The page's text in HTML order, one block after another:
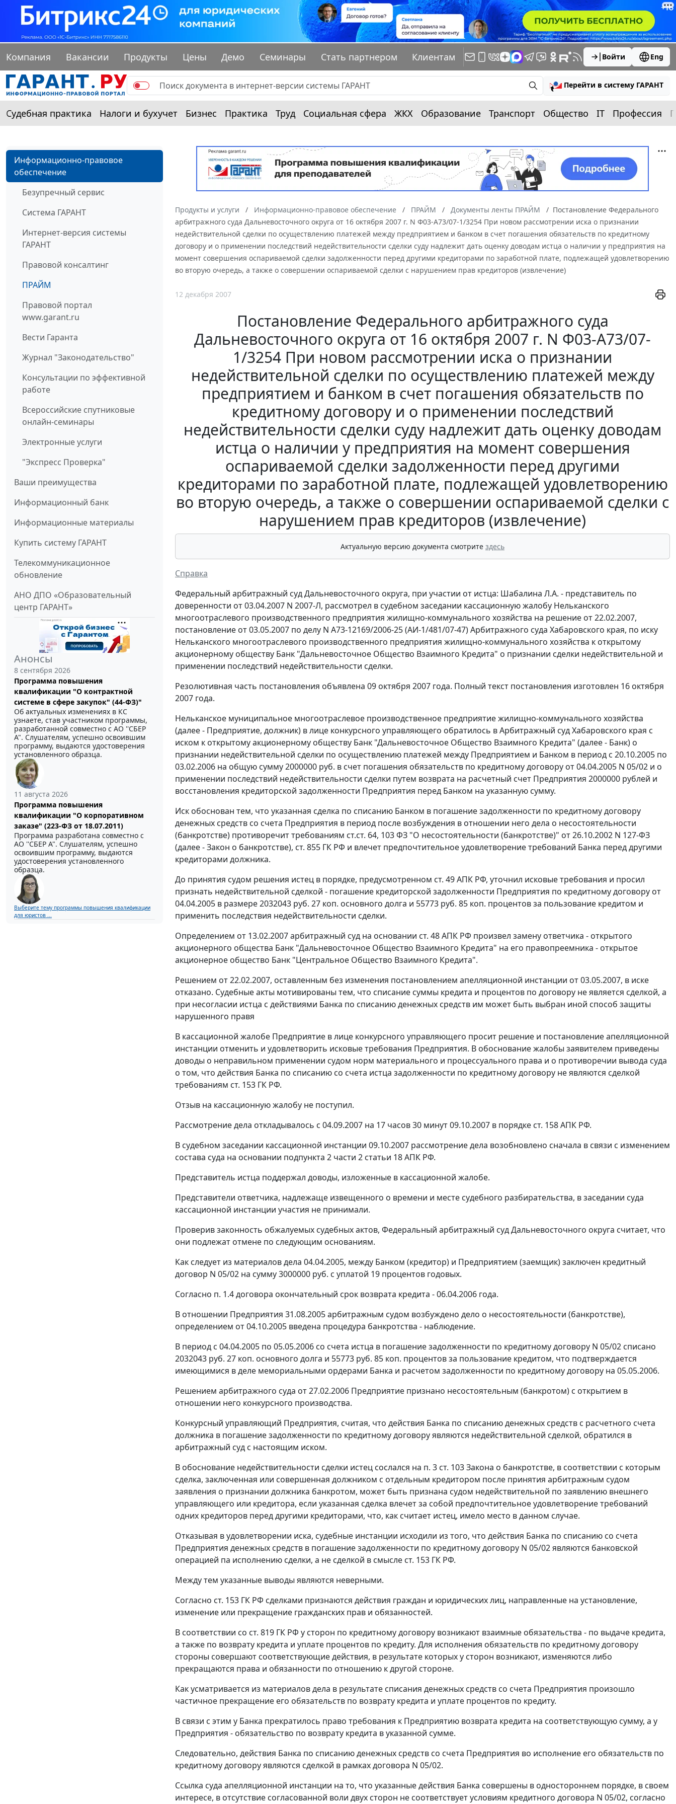
Компания Вакансии Продукты Цены Демо Семинары Стать партнером Клиентам Войти Eng
Перейти в систему ГАРАНТ
Судебная практика Налоги и бухучет Бизнес Практика Труд Социальная сфера ЖКХ Образование Транспорт Общество IT Профессия
Информационно-правовое
обеспечение
Безупречный сервис
Система ГАРАНТ
Интернет-версия системы
ГАРАНТ
Правовой консалтинг
ПРАЙМ
Правовой портал
www.garant.ru
Вести Гаранта
Журнал "Законодательство"
Консультации по эффективной
работе
Всероссийские спутниковые
онлайн-семинары
Электронные услуги
"Экспресс Проверка"
Ваши преимущества
Информационный банк
Информационные материалы
Купить систему ГАРАНТ
Телекоммуникационное
обновление
АНО ДПО «Образовательный
центр ГАРАНТ»
Анонсы
8 сентября 2026
Программа повышения
квалификации "О контрактной
системе в сфере закупок" (44-ФЗ)"
Об актуальных изменениях в КС
узнаете, став участником программы,
разработанной совместно с АО ''СБЕР
А". Слушателям, успешно освоившим
программу, выдаются удостоверения
установленного образца.
11 августа 2026
Программа повышения
квалификации "О корпоративном
заказе" (223-ФЗ от 18.07.2011)
Программа разработана совместно с
АО ''СБЕР А". Слушателям, успешно
освоившим программу, выдаются
удостоверения установленного
образца.
Выберите тему программы повышения квалификации
для юристов ...
Продукты и услуги Информационно-правовое обеспечение ПРАЙМ Документы ленты ПРАЙМ
Постановление Федерального
арбитражного суда Дальневосточного округа от 16 октября 2007 г. N Ф03-А73/07-1/3254 При новом рассмотрении иска о признании
недействительной сделки по осуществлению платежей между предприятием и банком в счет погашения обязательств по кредитному
договору и о применении последствий недействительности сделки суду надлежит дать оценку доводам истца о наличии у предприятия на
момент совершения оспариваемой сделки задолженности перед другими кредиторами по заработной плате, подлежащей удовлетворению
во вторую очередь, а также о совершении оспариваемой сделки с нарушением прав кредиторов (извлечение)
12 декабря 2007
Постановление Федерального арбитражного суда
Дальневосточного округа от 16 октября 2007 г. N Ф03-А73/07-
1/3254 При новом рассмотрении иска о признании
недействительной сделки по осуществлению платежей между
предприятием и банком в счет погашения обязательств по
кредитному договору и о применении последствий
недействительности сделки суду надлежит дать оценку доводам
истца о наличии у предприятия на момент совершения
оспариваемой сделки задолженности перед другими
кредиторами по заработной плате, подлежащей удовлетворению
во вторую очередь, а также о совершении оспариваемой сделки с
нарушением прав кредиторов (извлечение)
Актуальную версию документа смотрите здесь
Справка
Федеральный арбитражный суд Дальневосточного округа, при участии от истца: Шабалина Л.А. - представитель по
доверенности от 03.04.2007 N 2007-Л, рассмотрел в судебном заседании кассационную жалобу Нельканского
многоотраслевого производственного предприятия жилищно-коммунального хозяйства на решение от 22.02.2007,
постановление от 03.05.2007 по делу N А73-12169/2006-25 (АИ-1/481/07-47) Арбитражного суда Хабаровского края, по иску
Нельканского многоотраслевого производственного предприятия жилищно-коммунального хозяйства к открытому
акционерному обществу Банк "Дальневосточное Общество Взаимного Кредита" о признании сделки недействительной и
применении последствий недействительности сделки.
Резолютивная часть постановления объявлена 09 октября 2007 года. Полный текст постановления изготовлен 16 октября
2007 года.
Нельканское муниципальное многоотраслевое производственное предприятие жилищно-коммунального хозяйства
(далее - Предприятие, должник) в лице конкурсного управляющего обратилось в Арбитражный суд Хабаровского края с
иском к открытому акционерному обществу Банк "Дальневосточное Общество Взаимного Кредита" (далее - Банк) о
признании недействительной сделки по осуществлению платежей между Предприятием и Банком в период с 20.10.2005 по
03.02.2006 на общую сумму 2000000 руб. в счет погашения обязательств по кредитному договору от 04.04.2005 N 05/02 и о
применении последствий недействительности сделки путем возврата на расчетный счет Предприятия 2000000 рублей и
восстановления кредиторской задолженности Предприятия перед Банком на указанную сумму.
Иск обоснован тем, что указанная сделка по списанию Банком в погашение задолженности по кредитному договору
денежных средств со счета Предприятия в период после возбуждения в отношении него дела о несостоятельности
(банкротстве) противоречит требованиям ст.ст. 64, 103 ФЗ "О несостоятельности (банкротстве)" от 26.10.2002 N 127-ФЗ
(далее - Закон о банкротстве), ст. 855 ГК РФ и влечет предпочтительное удовлетворение требований Банка перед другими
кредиторами должника.
До принятия судом решения истец в порядке, предусмотренном ст. 49 АПК РФ, уточнил исковые требования и просил
признать недействительной сделкой - погашение кредиторской задолженности Предприятия по кредитному договору от
04.04.2005 в размере 2032043 руб. 27 коп. основного долга и 55773 руб. 85 коп. процентов за пользование кредитом и
применить последствия недействительности сделки.
Определением от 13.02.2007 арбитражный суд на основании ст. 48 АПК РФ произвел замену ответчика - открытого
акционерного общества Банк "Дальневосточное Общество Взаимного Кредита" на его правопреемника - открытое
акционерное общество Банк "Центральное Общество Взаимного Кредита".
Решением от 22.02.2007, оставленным без изменения постановлением апелляционной инстанции от 03.05.2007, в иске
отказано. Судебные акты мотивированы тем, что списание суммы кредита и процентов по договору не является сделкой, а
при несогласии истца с действиями Банка по списанию денежных средств им может быть выбран иной способ защиты
нарушенного правя
В кассационной жалобе Предприятие в лице конкурсного управляющего просит решение и постановление апелляционной
инстанции отменить и удовлетворить исковые требования Предприятия. В обоснование жалобы заявителем приведены
доводы о неправильном применении судом норм материального и процессуального права и о противоречии вывода суда
о том, что действия Банка по списанию со счета истца задолженности по кредитному договору не являются сделкой
требованиям ст. 153 ГК РФ.
Отзыв на кассационную жалобу не поступил.
Рассмотрение дела откладывалось с 04.09.2007 на 17 часов 30 минут 09.10.2007 в порядке ст. 158 АПК РФ.
В судебном заседании кассационной инстанции 09.10.2007 рассмотрение дела возобновлено сначала в связи с изменением
состава суда на основании подпункта 2 части 2 статьи 18 АПК РФ.
Представитель истца поддержал доводы, изложенные в кассационной жалобе.
Представители ответчика, надлежаще извещенного о времени и месте судебного разбирательства, в заседании суда
кассационной инстанции участия не принимали.
Проверив законность обжалуемых судебных актов, Федеральный арбитражный суд Дальневосточного округа считает, что
они подлежат отмене по следующим основаниям.
Как следует из материалов дела 04.04.2005, между Банком (кредитор) и Предприятием (заемщик) заключен кредитный
договор N 05/02 на сумму 3000000 руб. с уплатой 19 процентов годовых.
Согласно п. 1.4 договора окончательный срок возврата кредита - 06.04.2006 года.
В отношении Предприятия 31.08.2005 арбитражным судом возбуждено дело о несостоятельности (банкротстве),
определением от 04.10.2005 введена процедура банкротства - наблюдение.
В период с 04.04.2005 по 05.05.2006 со счета истца в погашение задолженности по кредитному договору N 05/02 списано
2032043 руб. 27 коп. основного долга и 55773 руб. 85 коп. процентов за пользование кредитом, что подтверждается
имеющимися в деле мемориальными ордерами Банка и расчетом задолженности по кредитному договору на 05.05.2006.
Решением арбитражного суда от 27.02.2006 Предприятие признано несостоятельным (банкротом) с открытием в
отношении него конкурсного производства.
Конкурсный управляющий Предприятия, считая, что действия Банка по списанию денежных средств с расчетного счета
должника в погашение задолженности по кредитному договору являются недействительной сделкой, обратился в
арбитражный суд с настоящим иском.
В обоснование недействительности сделки истец сослался на п. 3 ст. 103 Закона о банкротстве, в соответствии с которым
сделка, заключенная или совершенная должником с отдельным кредитором после принятия арбитражным судом
заявления о признании должника банкротом, может быть признана судом недействительной по заявлению внешнего
управляющего или кредитора, если указанная сделка влечет за собой предпочтительное удовлетворение требований
одних кредиторов перед другими кредиторами, что, как считает истец, имело место в данном случае.
Отказывая в удовлетворении иска, судебные инстанции исходили из того, что действия Банка по списанию со счета
Предприятия денежных средств в погашение задолженности по кредитному договору N 05/02 являются банковской
операцией па исполнению сделки, а не сделкой в смысле ст. 153 ГК РФ.
Между тем указанные выводы являются неверными.
Согласно ст. 153 ГК РФ сделками признаются действия граждан и юридических лиц, направленные на установление,
изменение или прекращение гражданских прав и обязанностей.
В соответствии со ст. 819 ГК РФ у сторон по кредитному договору возникают взаимные обязательства - по выдаче кредита,
а также по возврату кредита и уплате процентов по кредиту. Для исполнения обязательств по кредитному договору
стороны совершают соответствующие действия, в результате которых у сторон возникают, изменяются либо
прекращаются права и обязанности по отношению к другой стороне.
Как усматривается из материалов дела в результате списания денежных средств со счета Предприятия произошло
частичное прекращение его обязательств по возврату кредита и уплате процентов по кредиту.
В связи с этим у Банка прекратилось право требования к Предприятию возврата кредита на соответствующую сумму, а у
Предприятия - обязательство по возврату кредита в указанной сумме.
Следовательно, действия Банка по списанию денежных средств со счета Предприятия во исполнение его обязательств по
кредитному договору являются сделкой в рамках договора N 05/02.
Ссылка суда апелляционной инстанции на то, что указанные действия Банка совершены в одностороннем порядке, в своем
интересе, в отсутствие согласованной воли двух сторон не соответствует условиям кредитного договора N 05/02, согласно